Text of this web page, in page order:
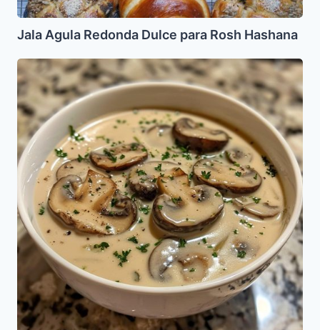
Jala Agula Redonda Dulce para Rosh Hashana
Crema
de
Champiñones
(Sopa)